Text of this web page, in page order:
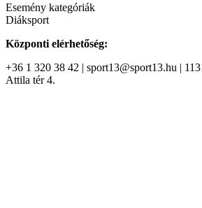
Esemény kategóriák
Diáksport
Központi elérhetőség:
+36 1 320 38 42 | sport13@sport13.hu |
Attila tér 4.